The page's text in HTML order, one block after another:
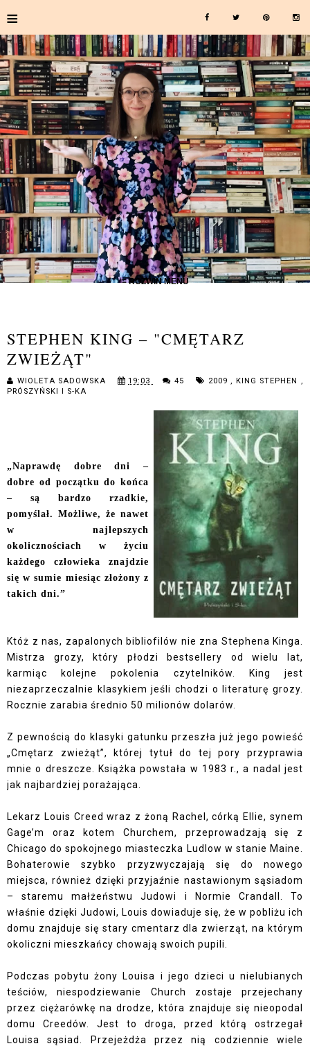
≡
≡ ROZWIŃ MENU
STEPHEN KING – "CMĘTARZ
ZWIEŻĄT"
WIOLETA SADOWSKA 19:03 45 2009, KING STEPHEN,
PRÓSZYŃSKI I S-KA
„Naprawdę dobre dni –
dobre od początku do końca
– są bardzo rzadkie,
pomyślał. Możliwe, że nawet
w najlepszych
okolicznościach w życiu
każdego człowieka znajdzie
się w sumie miesiąc złożony z
takich dni.”
Któż z nas, zapalonych bibliofilów nie zna Stephena Kinga.
Mistrza grozy, który płodzi bestsellery od wielu lat,
karmiąc kolejne pokolenia czytelników. King jest
niezaprzeczalnie klasykiem jeśli chodzi o literaturę grozy.
Rocznie zarabia średnio 50 milionów dolarów.
Z pewnością do klasyki gatunku przeszła już jego powieść
„Cmętarz zwieżąt”, której tytuł do tej pory przyprawia
mnie o dreszcze. Książka powstała w 1983 r., a nadal jest
jak najbardziej porażająca.
Lekarz Louis Creed wraz z żoną Rachel, córką Ellie, synem
Gage’m oraz kotem Churchem, przeprowadzają się z
Chicago do spokojnego miasteczka Ludlow w stanie Maine.
Bohaterowie szybko przyzwyczajają się do nowego
miejsca, również dzięki przyjaźnie nastawionym sąsiadom
– staremu małżeństwu Judowi i Normie Crandall. To
właśnie dzięki Judowi, Louis dowiaduje się, że w pobliżu ich
domu znajduje się stary cmentarz dla zwierząt, na którym
okoliczni mieszkańcy chowają swoich pupili.
Podczas pobytu żony Louisa i jego dzieci u nielubianych
teściów, niespodziewanie Church zostaje przejechany
przez ciężarówkę na drodze, która znajduje się nieopodal
domu Creedów. Jest to droga, przed którą ostrzegał
Louisa sąsiad. Przejeżdża przez nią codziennie wiele